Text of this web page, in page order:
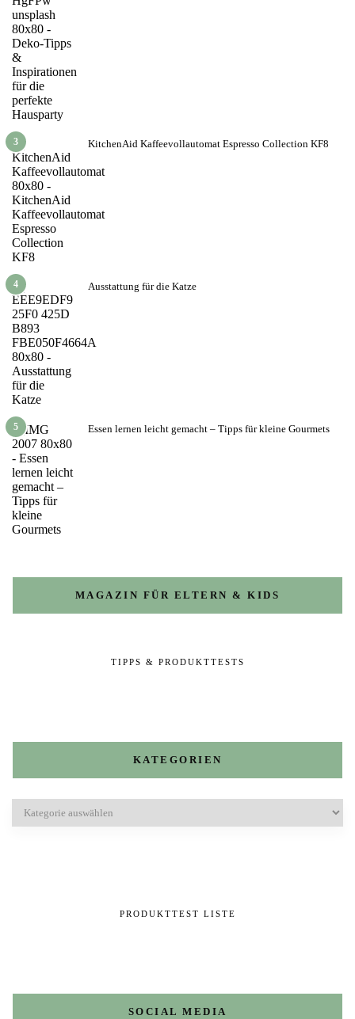
3 KitchenAid Kaffeevollautomat Espresso Collection KF8
4 Ausstattung für die Katze
5 Essen lernen leicht gemacht – Tipps für kleine Gourmets
MAGAZIN FÜR ELTERN & KIDS
TIPPS & PRODUKTTESTS
KATEGORIEN
PRODUKTTEST LISTE
SOCIAL MEDIA